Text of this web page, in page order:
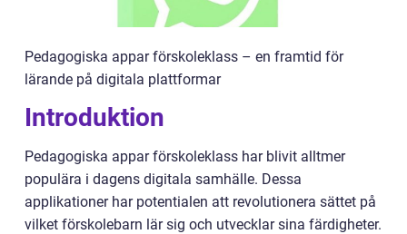
Pedagogiska appar förskoleklass – en framtid för
lärande på digitala plattformar
Introduktion
Pedagogiska appar förskoleklass har blivit alltmer
populära i dagens digitala samhälle. Dessa
applikationer har potentialen att revolutionera sättet på
vilket förskolebarn lär sig och utvecklar sina färdigheter.